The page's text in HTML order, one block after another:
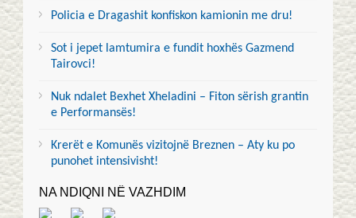
Policia e Dragashit konfiskon kamionin me dru!
Sot i jepet lamtumira e fundit hoxhës Gazmend
Tairovci!
Nuk ndalet Bexhet Xheladini – Fiton sërish grantin
e Performansës!
Krerët e Komunës vizitojnë Breznen – Aty ku po
punohet intensivisht!
NA NDIQNI NË VAZHDIM